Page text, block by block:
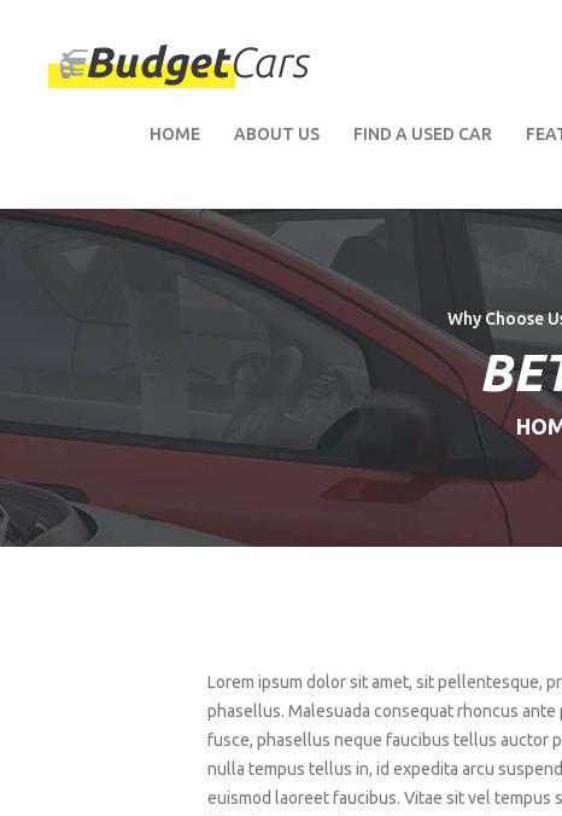
HOME ABOUT US FIND A USED CAR
Why Choose
Lorem ipsum dolor sit amet, sit pellentesque,
phasellus. Malesuada consequat rhoncus ante
fusce, phasellus neque faucibus tellus auctor
nulla tempus tellus in, id expedita arcu
euismod laoreet faucibus. Vitae sit vel tempus